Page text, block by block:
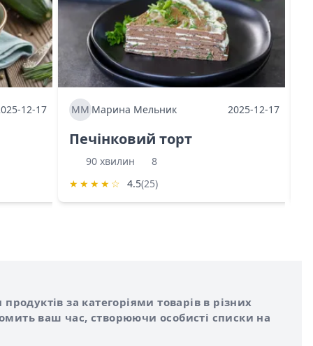
12-17 МММарина Мельник 2025-12-17
Печінковий торт
90 хвилин
8
★ ★ ★ ★ ☆ 4.5(25)
за категоріями товарів в різних
ваш час, створюючи особисті списки на